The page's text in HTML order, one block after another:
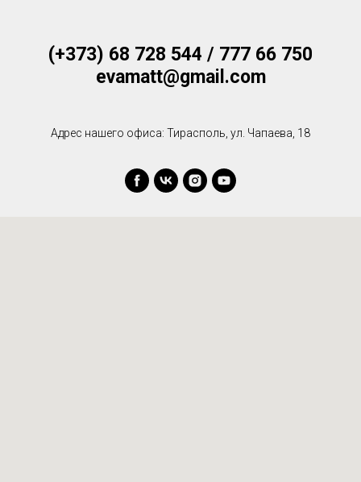
(+373) 68 728 544 / 777 66 750
evamatt@gmail.com
Адрес нашего офиса: Тирасполь, ул. Чапаева, 18